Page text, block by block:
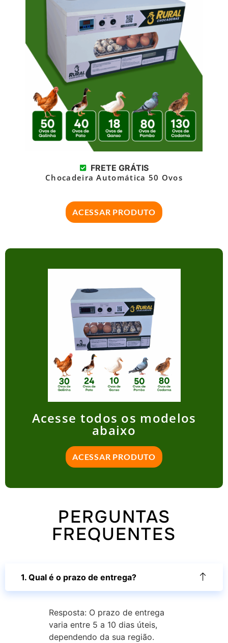
FRETE GRÁTIS
Chocadeira Automática 50 Ovos
ACESSAR PRODUTO
Acesse todos os modelos
abaixo
ACESSAR PRODUTO
PERGUNTAS
FREQUENTES
1. Qual é o prazo de entrega?
Resposta: O prazo de entrega
varia entre 5 a 10 dias úteis,
dependendo da sua região.